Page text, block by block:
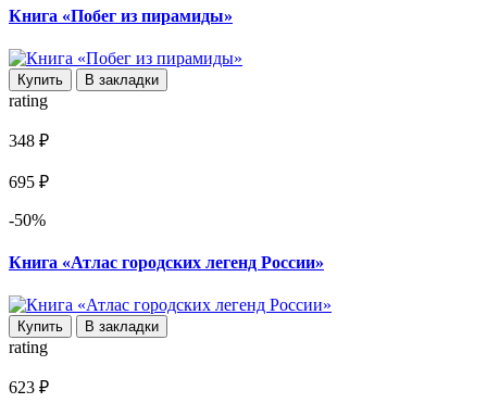
Книга «Побег из пирамиды»
Купить В закладки
rating
348 ₽
695 ₽
-50%
Книга «Атлас городских легенд России»
Купить В закладки
rating
623 ₽